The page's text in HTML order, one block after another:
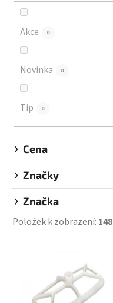
Akce 0
Novinka 0
Tip 0
Cena
Značky
Značka
Položek k zobrazení: 148